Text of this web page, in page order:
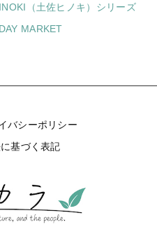
（土佐ヒノキ）シリーズ
MARKET
バシーポリシー
基づく表記